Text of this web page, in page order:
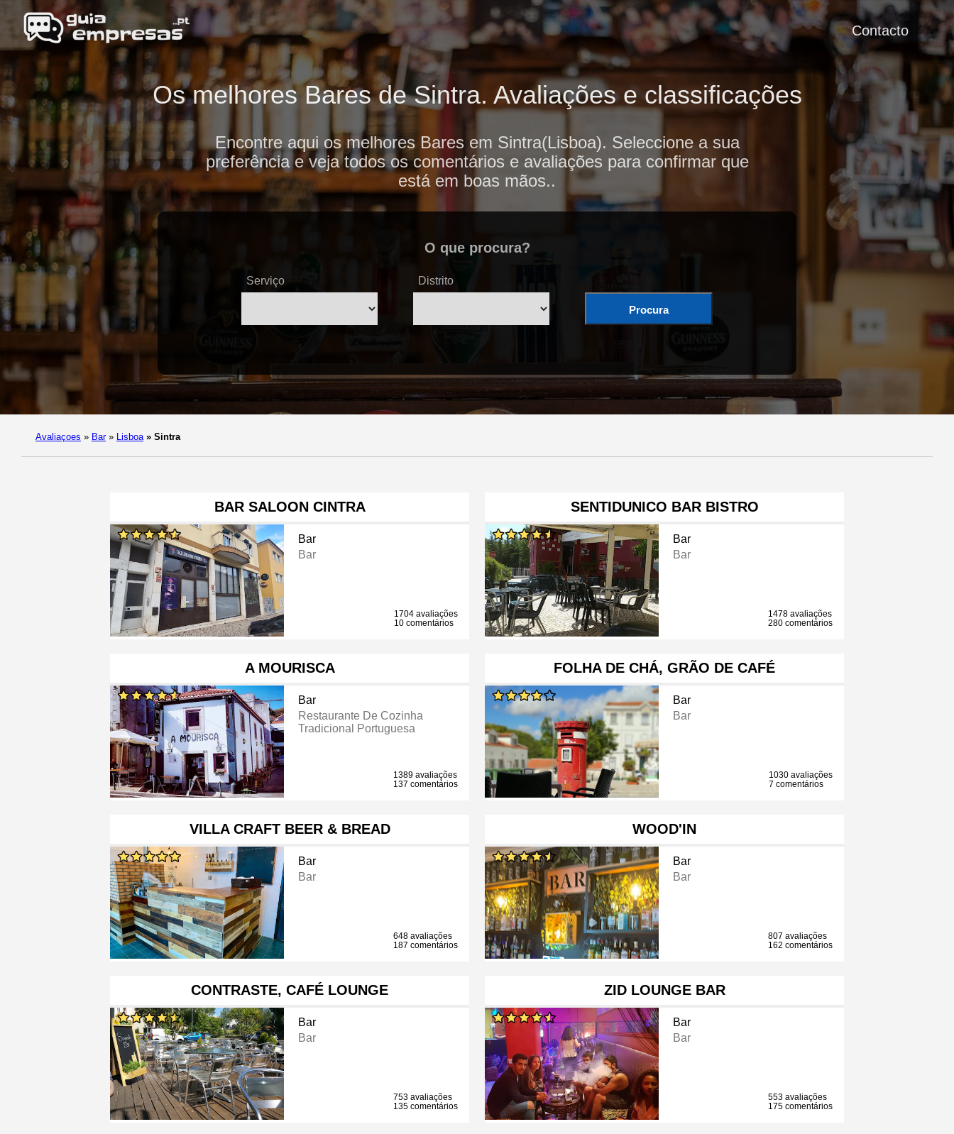
Contacto
Os melhores Bares de Sintra. Avaliações e classificações
Encontre aqui os melhores Bares em Sintra(Lisboa). Seleccione a sua
preferência e veja todos os comentários e avaliações para confirmar que
está em boas mãos..
O que procura?
Serviço Distrito
Procura
Avaliaçoes » Bar » Lisboa » Sintra
BAR SALOON CINTRA
Bar
Bar
1704 avaliações
10 comentários
SENTIDUNICO BAR BISTRO
Bar
Bar
1478 avaliações
280 comentários
A MOURISCA
Bar
Restaurante De Cozinha
Tradicional Portuguesa
1389 avaliações
137 comentários
FOLHA DE CHÁ, GRÃO DE CAFÉ
Bar
Bar
1030 avaliações
7 comentários
VILLA CRAFT BEER & BREAD
Bar
Bar
648 avaliações
187 comentários
WOOD'IN
Bar
Bar
807 avaliações
162 comentários
CONTRASTE, CAFÉ LOUNGE
Bar
Bar
753 avaliações
135 comentários
ZID LOUNGE BAR
Bar
Bar
553 avaliações
175 comentários